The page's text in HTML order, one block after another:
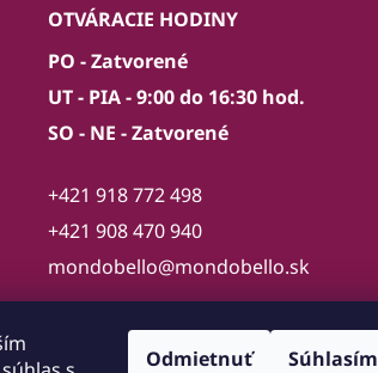
Odmietnuť Súhlasím
OTVÁRACIE HODINY
PO - Zatvorené
UT - PIA - 9:00 do 16:30 hod.
SO - NE - Zatvorené
+421 918 772 498
+421 908 470 940
mondobello@mondobello.sk